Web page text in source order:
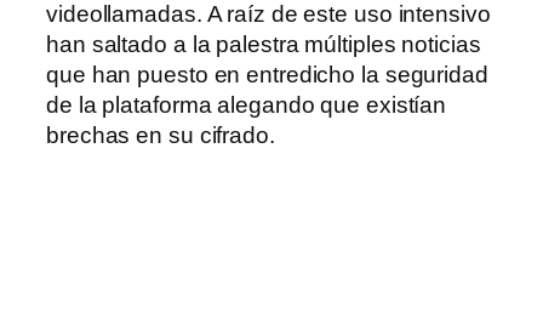
videollamadas. A raíz de este uso intensivo
han saltado a la palestra múltiples noticias
que han puesto en entredicho la seguridad
de la plataforma alegando que existían
brechas en su cifrado.